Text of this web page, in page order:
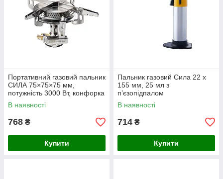
Портативний газовий пальник
СИЛА 75×75×75 мм,
потужність 3000 Вт, конфорка
для кемпінгу
В наявності
768 ₴
Купити
Пальник газовий Сила 22 x
155 мм, 25 мл з
п’єзопідпалом
В наявності
714 ₴
Купити